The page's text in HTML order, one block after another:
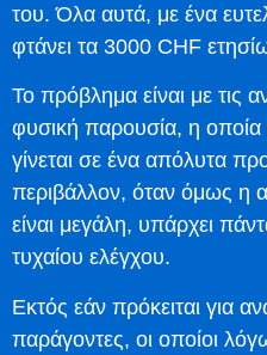
του. Όλα αυτά, με ένα
φτάνει τα 3000 CHF
Το πρόβλημα είναι με τις
φυσική παρουσία, η οποία
γίνεται σε ένα απόλυτα
περιβάλλον, όταν όμως η
είναι μεγάλη, υπάρχει
τυχαίου ελέγχου.
Εκτός εάν πρόκειται για
παράγοντες, οι οποίοι